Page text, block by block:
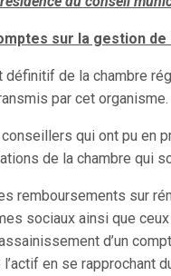
sur la gestion de
définitif de la chambre
par cet organisme.
qui ont pu en
de la chambre qui
remboursements sur
sociaux ainsi que
d’un
en se rapprochant